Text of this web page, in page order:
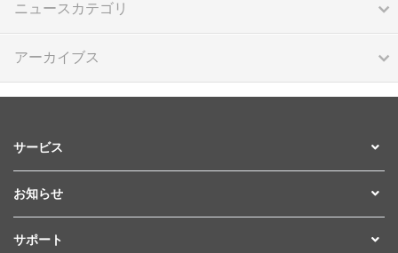
ニュースカテゴリ
アーカイブス
サービス
お知らせ
サポート